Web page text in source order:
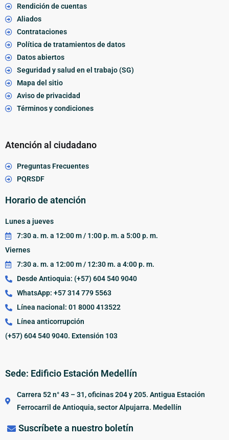
Rendición de cuentas
Aliados
Contrataciones
Política de tratamientos de datos
Datos abiertos
Seguridad y salud en el trabajo (SG)
Mapa del sitio
Aviso de privacidad
Términos y condiciones
Atención al ciudadano
Preguntas Frecuentes
PQRSDF
Horario de atención
Lunes a jueves
7:30 a. m. a 12:00 m / 1:00 p. m. a 5:00 p. m.
Viernes
7:30 a. m. a 12:00 m / 12:30 m. a 4:00 p. m.
Desde Antioquia: (+57) 604 540 9040
WhatsApp: +57 314 779 5563
Línea nacional: 01 8000 413522
Línea anticorrupción
(+57) 604 540 9040. Extensión 103
Sede: Edificio Estación Medellín
Carrera 52 n° 43 – 31, oficinas 204 y 205. Antigua Estación
Ferrocarril de Antioquia, sector Alpujarra. Medellín
Suscríbete a nuestro boletín